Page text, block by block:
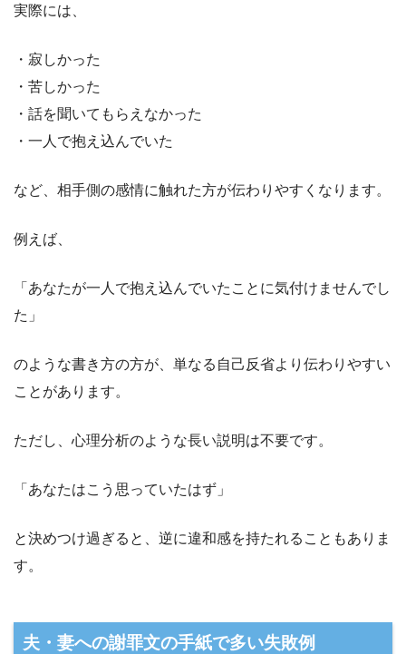
実際には、
・寂しかった
・苦しかった
・話を聞いてもらえなかった
・一人で抱え込んでいた
など、相手側の感情に触れた方が伝わりやすくなります。
例えば、
「あなたが一人で抱え込んでいたことに気付けませんでし
た」
のような書き方の方が、単なる自己反省より伝わりやすい
ことがあります。
ただし、心理分析のような長い説明は不要です。
「あなたはこう思っていたはず」
と決めつけ過ぎると、逆に違和感を持たれることもありま
す。
夫・妻への謝罪文の手紙で多い失敗例